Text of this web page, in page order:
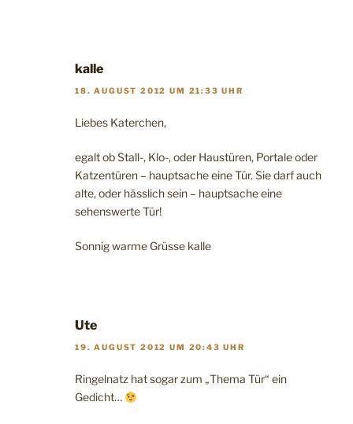
kalle
18. AUGUST 2012 UM 21:33 UHR
Liebes Katerchen,
egalt ob Stall-, Klo-, oder Haustüren, Portale oder
Katzentüren – hauptsache eine Tür. Sie darf auch
alte, oder hässlich sein – hauptsache eine
sehenswerte Tür!
Sonnig warme Grüsse kalle
Ute
19. AUGUST 2012 UM 20:43 UHR
Ringelnatz hat sogar zum „Thema Tür“ ein
Gedicht…